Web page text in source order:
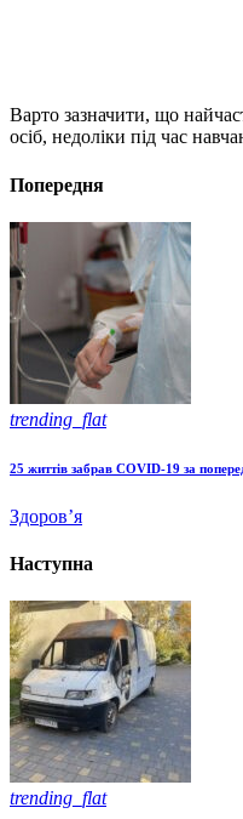
Варто зазначити, що
осіб, недоліки під час
Попередня
trending_flat
25 життів забрав COVID-19 за
Здоров’я
Наступна
trending_flat